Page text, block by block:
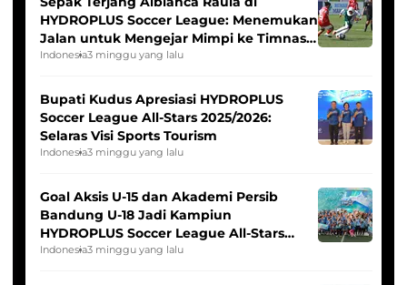
HYDROPLUS Soccer League: Menemukan
Jalan untuk Mengejar Mimpi ke Timnas
Indonesia Putri
Indonesia3 minggu yang lalu
Bupati Kudus Apresiasi HYDROPLUS
Soccer League All-Stars 2025/2026:
Selaras Visi Sports Tourism
Indonesia3 minggu yang lalu
Goal Aksis U-15 dan Akademi Persib
Bandung U-18 Jadi Kampiun
HYDROPLUS Soccer League All-Stars
2025/2026
Indonesia3 minggu yang lalu